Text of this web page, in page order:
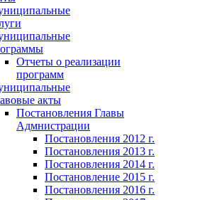
Отчеты о реализации
программ
акты
Постановления Главы
Адмнистрации
Постановления 2012 г.
Постановления 2013 г.
Постановления 2014 г.
Постановление 2015 г.
Постановления 2016 г.